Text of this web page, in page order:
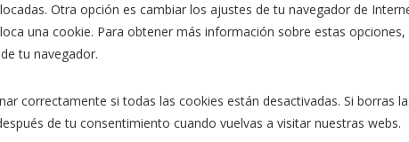
Otra opción es cambiar los ajustes de tu navegador de
una cookie. Para obtener más información sobre estas opciones,
tu navegador.
correctamente si todas las cookies están desactivadas. Si borras
de tu consentimiento cuando vuelvas a visitar nuestras webs.